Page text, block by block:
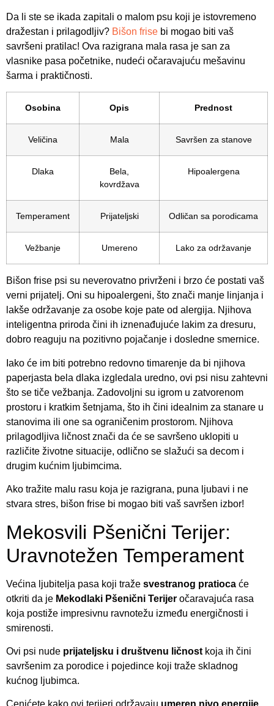
Da li ste se ikada zapitali o malom psu koji je istovremeno
dražestan i prilagodljiv? Bišon frise bi mogao biti vaš
savršeni pratilac! Ova razigrana mala rasa je san za
vlasnike pasa početnike, nudeći očaravajuću mešavinu
šarma i praktičnosti.
Osobina Opis Prednost
Veličina Mala Savršen za stanove
Dlaka
Bela,
kovrdžava
Hipoalergena
Temperament Prijateljski Odličan sa porodicama
Vežbanje Umereno Lako za održavanje
Bišon frise psi su neverovatno privrženi i brzo će postati vaš
verni prijatelj. Oni su hipoalergeni, što znači manje linjanja i
lakše održavanje za osobe koje pate od alergija. Njihova
inteligentna priroda čini ih iznenađujuće lakim za dresuru,
dobro reaguju na pozitivno pojačanje i dosledne smernice.
Iako će im biti potrebno redovno timarenje da bi njihova
paperjasta bela dlaka izgledala uredno, ovi psi nisu zahtevni
što se tiče vežbanja. Zadovoljni su igrom u zatvorenom
prostoru i kratkim šetnjama, što ih čini idealnim za stanare u
stanovima ili one sa ograničenim prostorom. Njihova
prilagodljiva ličnost znači da će se savršeno uklopiti u
različite životne situacije, odlično se slažući sa decom i
drugim kućnim ljubimcima.
Ako tražite malu rasu koja je razigrana, puna ljubavi i ne
stvara stres, bišon frise bi mogao biti vaš savršen izbor!
Mekosvili Pšenični Terijer:
Uravnotežen Temperament
Većina ljubitelja pasa koji traže svestranog pratioca će
otkriti da je Mekodlaki Pšenični Terijer očaravajuća rasa
koja postiže impresivnu ravnotežu između energičnosti i
smirenosti.
Ovi psi nude prijateljsku i društvenu ličnost koja ih čini
savršenim za porodice i pojedince koji traže skladnog
kućnog ljubimca.